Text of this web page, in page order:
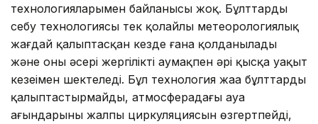
технологияларымен байланысы жоқ. Бұлттарды
себу технологиясы тек қолайлы метеорологиялық
жағдай қалыптасқан кезде ғана қолданылады
және оның әсері жергілікті аумақпен әрі қысқа уақыт
кезеңімен шектеледі. Бұл технология жаңа бұлттарды
қалыптастырмайды, атмосферадағы ауа
ағындарының жалпы циркуляциясын өзгертпейді,